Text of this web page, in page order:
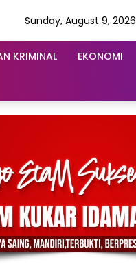
Sunday, August 9, 2026
KRIMINAL EKONOMI